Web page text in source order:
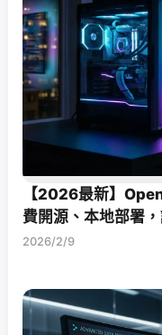
【2026最新】
費開源、本地部署
2026/2/9